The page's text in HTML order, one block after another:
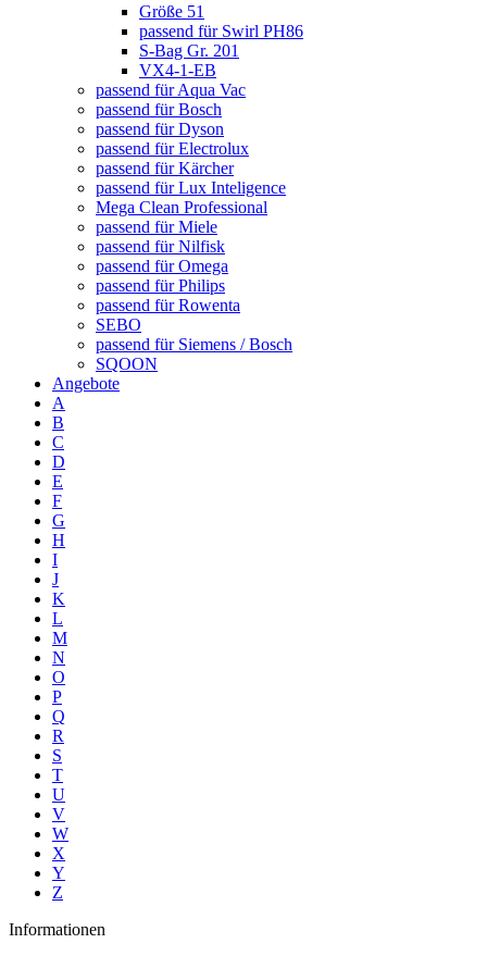
Größe 51
passend für Swirl PH86
S-Bag Gr. 201
VX4-1-EB
passend für Aqua Vac
passend für Bosch
passend für Dyson
passend für Electrolux
passend für Kärcher
passend für Lux Inteligence
Mega Clean Professional
passend für Miele
passend für Nilfisk
passend für Omega
passend für Philips
passend für Rowenta
SEBO
passend für Siemens / Bosch
SQOON
Angebote
A
B
C
D
E
F
G
H
I
J
K
L
M
N
O
P
Q
R
S
T
U
V
W
X
Y
Z
Informationen